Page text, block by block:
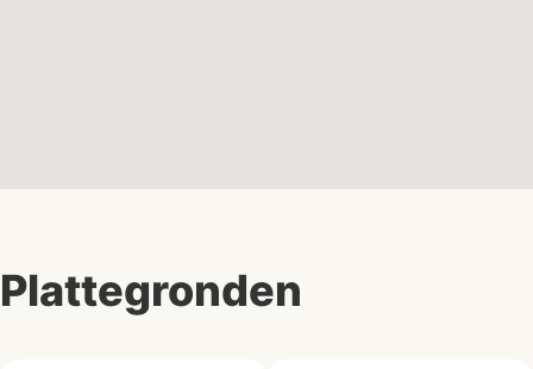
Plattegronden